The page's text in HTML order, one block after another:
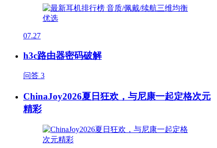
07.27
h3c路由器密码破解
问答 3
ChinaJoy2026夏日狂欢，与尼康一起定格次元
精彩